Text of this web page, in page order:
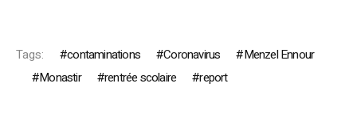
Tags: contaminations Coronavirus
Menzel Ennour
Monastir
rentrée scolaire report